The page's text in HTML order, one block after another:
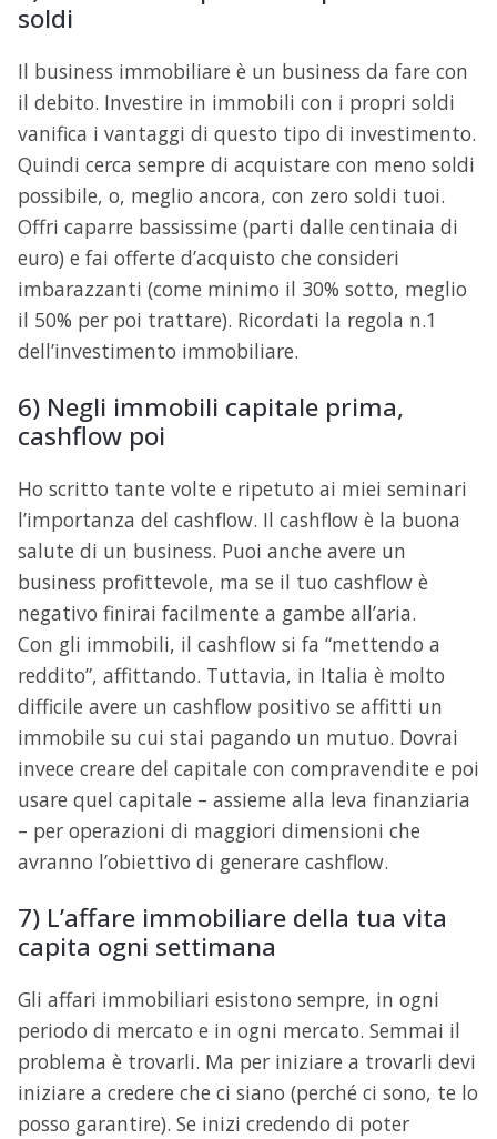
soldi
Il business immobiliare è un business da fare con
il debito. Investire in immobili con i propri soldi
vanifica i vantaggi di questo tipo di investimento.
Quindi cerca sempre di acquistare con meno soldi
possibile, o, meglio ancora, con zero soldi tuoi.
Offri caparre bassissime (parti dalle centinaia di
euro) e fai offerte d’acquisto che consideri
imbarazzanti (come minimo il 30% sotto, meglio
il 50% per poi trattare). Ricordati la regola n.1
dell’investimento immobiliare.
6) Negli immobili capitale prima,
cashflow poi
Ho scritto tante volte e ripetuto ai miei seminari
l’importanza del cashflow. Il cashflow è la buona
salute di un business. Puoi anche avere un
business profittevole, ma se il tuo cashflow è
negativo finirai facilmente a gambe all’aria.
Con gli immobili, il cashflow si fa “mettendo a
reddito”, affittando. Tuttavia, in Italia è molto
difficile avere un cashflow positivo se affitti un
immobile su cui stai pagando un mutuo. Dovrai
invece creare del capitale con compravendite e poi
usare quel capitale – assieme alla leva finanziaria
– per operazioni di maggiori dimensioni che
avranno l’obiettivo di generare cashflow.
7) L’affare immobiliare della tua vita
capita ogni settimana
Gli affari immobiliari esistono sempre, in ogni
periodo di mercato e in ogni mercato. Semmai il
problema è trovarli. Ma per iniziare a trovarli devi
iniziare a credere che ci siano (perché ci sono, te lo
posso garantire). Se inizi credendo di poter